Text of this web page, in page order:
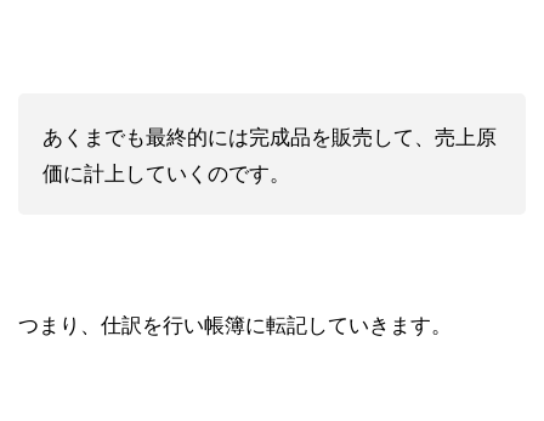
あくまでも最終的には完成品を販売して、売上原
価に計上していくのです。
つまり、仕訳を行い帳簿に転記していきます。